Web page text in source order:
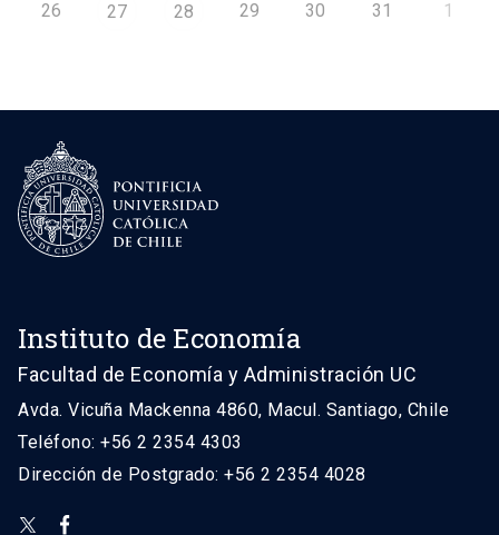
26 27 28 29 30 31 1
Instituto de Economía
Facultad de Economía y Administración UC
Avda. Vicuña Mackenna 4860, Macul. Santiago, Chile
Teléfono: +56 2 2354 4303
Dirección de Postgrado: +56 2 2354 4028